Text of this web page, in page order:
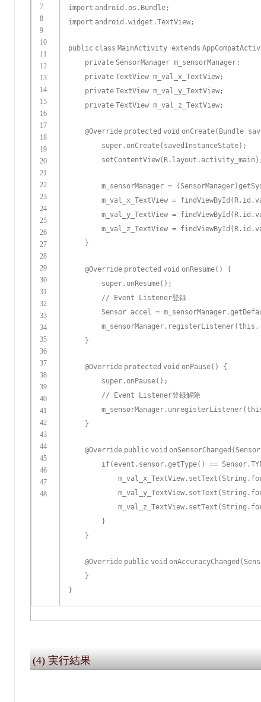
7
8
9
10
11
12
13
14
15
16
17
18
19
20
21
22
23
24
25
26
27
28
29
30
31
32
33
34
35
36
37
38
39
40
41
42
43
44
45
46
47
48
import android.os.Bundle;
import android.widget.TextView;
public class MainActivity extends
private SensorManager m_sensorManager;
private TextView m_val_x_TextView;
private TextView m_val_y_TextView;
private TextView m_val_z_TextView;
@Override protected void onCreate(Bundle
super.onCreate(savedInstanceState);
m_sensorManager =
m_val_x_TextView =
m_val_y_TextView =
m_val_z_TextView =
}
@Override protected void onResume() {
super.onResume();
// Event Listener登録
Sensor accel =
m_sensorManager.registerListener(this ,
}
@Override protected void onPause() {
super.onPause();
// Event Listener登録解除
m_sensorManager.unregisterListener(
}
@Override public void
if(event.sensor.getType() ==
}
}
@Override public void
}
}
(4) 実行結果